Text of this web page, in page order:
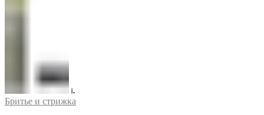
Бритье и стрижка